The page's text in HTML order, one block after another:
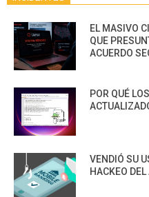
EL MASIVO
QUE
ACUERDO
POR QUÉ
VENDIÓ SU
HACKEO